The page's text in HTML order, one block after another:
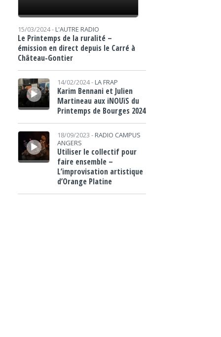
15/03/2024 - L'AUTRE RADIO
Le Printemps de la ruralité –
émission en direct depuis le Carré à
Château-Gontier
Lecteur audio
14/02/2024 - LA FRAP
Karim Bennani et Julien
Martineau aux iNOUïS du
Printemps de Bourges 2024
Lecteur audio
18/09/2023 - RADIO CAMPUS
ANGERS
Utiliser le collectif pour
faire ensemble –
L’improvisation artistique
d’Orange Platine